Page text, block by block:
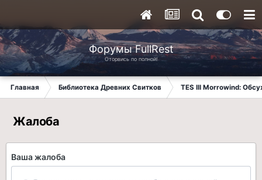
Форумы FullRest
Оторвись по полной!
Главная Библиотека Древних Свитков TES III Morrowind:
Жалоба
Ваша жалоба